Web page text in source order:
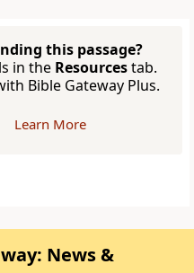
this passage?
in the Resourcestab.
Bible Gateway Plus.
Learn More
News &